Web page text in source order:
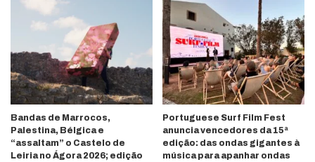
Bandas de Marrocos,
Palestina, Bélgica e
“assaltam” o Castelo de
Leiria no Ágora 2026; edição
Portuguese Surf Film Fest
anuncia vencedores da 15ª
edição: das ondas gigantes à
música para apanhar ondas